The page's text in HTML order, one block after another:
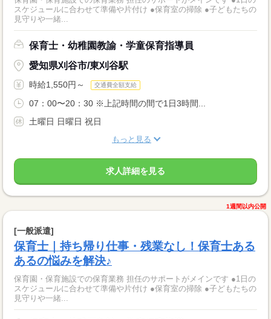
スケジュールに合わせて準備や片付け ●保育室の掃除 ●子どもたちの
見守りや一緒...
保育士・幼稚園教諭・学童保育指導員
愛知県刈谷市/東刈谷駅
時給1,550円～ 交通費全額支給
07：00〜20：30 ※上記時間の間で1日3時間...
土曜日 日曜日 祝日
もっと見る
求人詳細を見る
1週間以内公開
[一般派遣]
保育士｜持ち帰り仕事・残業なし！保育士ある
あるの悩みを解決♪
保育園・保育施設での保育業務 担任のサポートがメインです ●1日の
スケジュールに合わせて準備や片付け ●保育室の掃除 ●子どもたちの
見守りや一緒...